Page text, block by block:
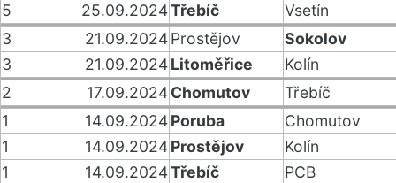
5
25.09.2024Třebíč Vsetín
3
21.09.2024Prostějov Sokolov
3
21.09.2024Litoměřice Kolín
2
17.09.2024Chomutov Třebíč
1
14.09.2024Poruba Chomutov
1
14.09.2024Prostějov Kolín
1
14.09.2024Třebíč PCB